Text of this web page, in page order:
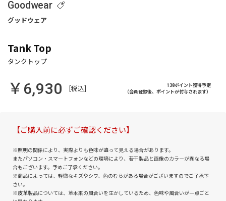
Goodwear
Tank Top
￥6,930 [税込]
138ポイント獲得予定
（会員登録後、ポイントが付与されます）
【ご購入前に必ずご確認ください】
※照明の関係により、実際よりも色味が違って見える場合があります。
またパソコン・スマートフォンなどの環境により、若干製品と画像のカラーが異なる場
合もございます。予めご了承ください。
※商品によっては、軽微なキズやシワ、色のむらがある場合がございますのでご了承下
さい。
※皮革製品については、革本来の風合いを生かしているため、色味や風合いが一点ごと